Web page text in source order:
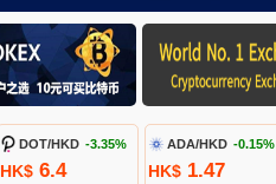
DOT/HKD -3.35%
HK$6.4
ADA/HKD -0.15%
HK$1.47